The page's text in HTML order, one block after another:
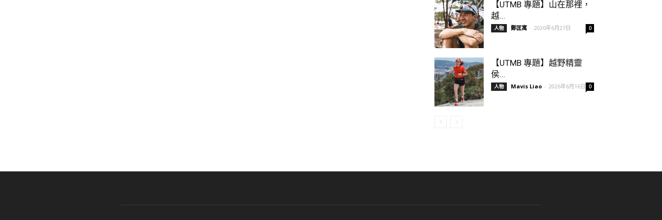
【UTMB 專題】山在那裡，
越...
人物 鄭匡寓 - 2026年6月27日 0
【UTMB 專題】越野精靈
侯...
人物 Mavis Liao - 2026年6月16日 0